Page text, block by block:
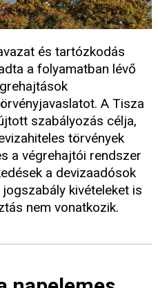
és tartózkodás
a folyamatban lévő
A Tisza
szabályozás célja,
törvények
a végrehajtói rendszer
a devizaadósok
kivételeket is
nem vonatkozik.